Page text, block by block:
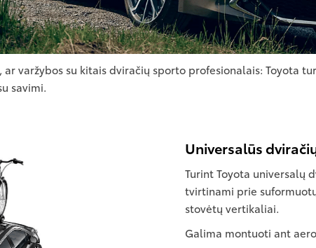
varžybos su kitais dviračių sporto profesionalais: Toyota
savimi.
Universalūs
Turint Toyota universalų
tvirtinami prie
stovėtų vertikaliai.
Galima montuoti ant